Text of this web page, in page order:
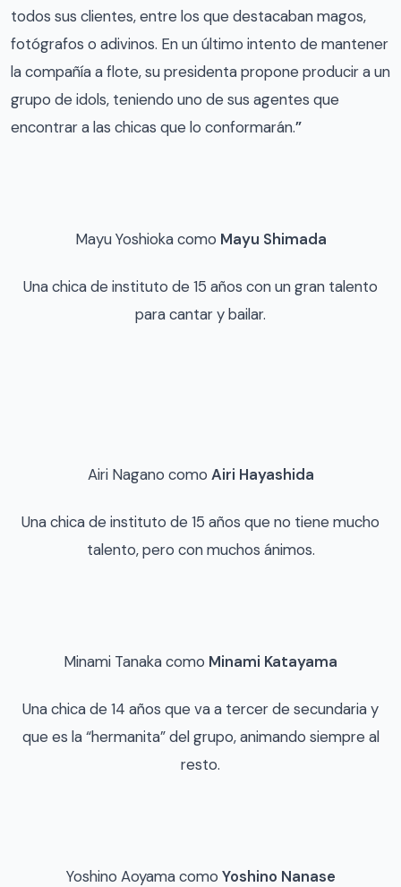
todos sus clientes, entre los que destacaban magos,
fotógrafos o adivinos. En un último intento de mantener
la compañía a flote, su presidenta propone producir a un
grupo de idols, teniendo uno de sus agentes que
encontrar a las chicas que lo conformarán.”
Mayu Yoshioka como Mayu Shimada
Una chica de instituto de 15 años con un gran talento
para cantar y bailar.
Airi Nagano como Airi Hayashida
Una chica de instituto de 15 años que no tiene mucho
talento, pero con muchos ánimos.
Minami Tanaka como Minami Katayama
Una chica de 14 años que va a tercer de secundaria y
que es la “hermanita” del grupo, animando siempre al
resto.
Yoshino Aoyama como Yoshino Nanase